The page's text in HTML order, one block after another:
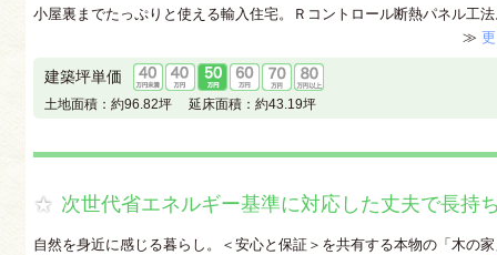
小屋裏までたっぷりと使える輸入住宅。Ｒコントロール断熱パネル工法
≫
建築坪単価
土地面積： 約96.82坪 延床面積： 約43.19坪
次世代省エネルギー基準に対応した丈夫で長持
自然を身近に感じる暮らし。＜安心と保証＞を共有する本物の「木の